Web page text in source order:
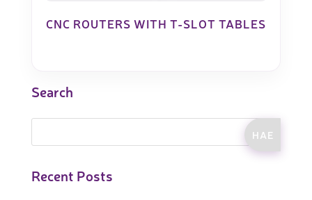
CNC ROUTERS WITH T-SLOT TABLES
Search
Recent Posts